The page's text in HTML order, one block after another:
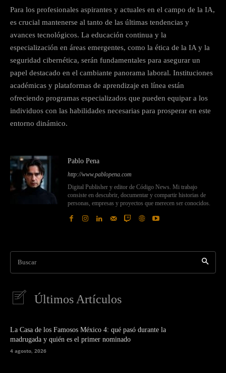
Para los profesionales aspirantes y actuales en el campo de la IA,
es crucial mantenerse al tanto de las últimas tendencias y
avances tecnológicos. La educación continua y la
especialización en áreas emergentes, como la ética de la IA y la
seguridad cibernética, serán fundamentales para asegurar un
papel destacado en el cambiante panorama laboral. Instituciones
académicas y plataformas de aprendizaje en línea están
ofreciendo programas especializados que pueden equipar a los
individuos con las habilidades necesarias para prosperar en este
entorno dinámico.
Pablo Pena
http://www.pablopena.com
Digital Publisher y editor de Código News. Mi trabajo
consiste en descubrir, documentar y compartir historias de
personas, empresas y proyectos que merecen ser conocidos.
Buscar
Últimos Artículos
La Casa de los Famosos México 4: qué pasó durante la
madrugada y quién es el primer nominado
4 agosto, 2026